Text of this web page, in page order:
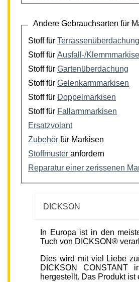
Andere Gebrauchsarten für
Stoff für Terrassenüberdachung
Stoff für Ausfall-/
Stoff für Gartenüberdachung
Stoff für Gelenkarmmarkisen
Stoff für Doppelmarkisen
Stoff für Fallarmmarkisen
Ersatzvolant
Zubehör für Markisen
Stoffmuster anfordern
Reparatur einer zerissenen
DICKSON
In Europa ist in den
Tuch von DICKSON®
Dies wird mit viel Liebe
DICKSON CONSTANT
hergestellt. Das Produkt ist